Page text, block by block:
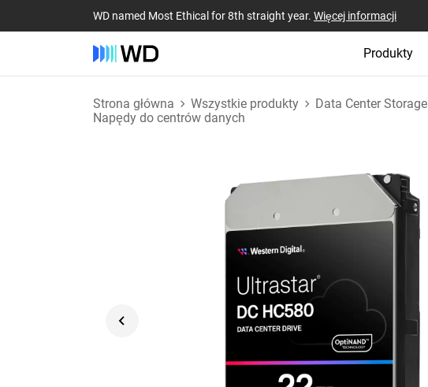
WD named Most Ethical for 8th straight year. Więcej informacji
Produkty
Strona główna Wszystkie produkty
Data Center Storage
Napędy do centrów danych